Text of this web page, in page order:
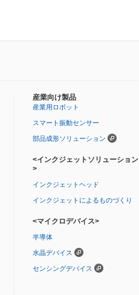
産業向け製品
産業用ロボット
スマート振動センサー
部品成形ソリューション
<インクジェットソリューション
>
インクジェットヘッド
インクジェットによるものづくり
<マイクロデバイス>
半導体
水晶デバイス
センシングデバイス